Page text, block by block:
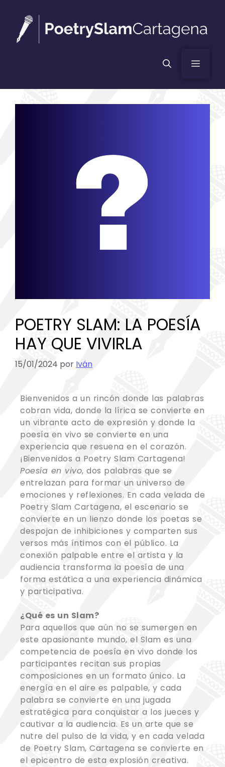
POETRY SLAM: LA POESÍA
HAY QUE VIVIRLA
15/01/2024 por Iván
Bienvenidos a un rincón donde las palabras
cobran vida, donde la lírica se convierte en
un vibrante acto de expresión y donde la
poesía en vivo se convierte en una
experiencia que resuena en el corazón.
¡Bienvenidos a Poetry Slam Cartagena!
Poesía en vivo, dos palabras que se
entrelazan para formar un universo de
emociones y reflexiones. En cada velada de
Poetry Slam Cartagena, el escenario se
convierte en un lienzo donde los poetas se
despojan de inhibiciones y comparten sus
versos más íntimos con el público. La
conexión palpable entre el artista y la
audiencia transforma la poesía de una
forma estática a una experiencia dinámica
y participativa.
¿Qué es un Slam?
Para aquellos que aún no se sumergen en
este apasionante mundo, el Slam es una
competencia de poesía en vivo donde los
participantes recitan sus propias
composiciones en un formato único. La
energía en el aire es palpable, y cada
palabra se convierte en una jugada
estratégica para conquistar a los jueces y
cautivar a la audiencia. Es un arte que se
nutre del pulso de la vida, y en cada velada
de Poetry Slam, Cartagena se convierte en
el epicentro de esta explosión creativa.